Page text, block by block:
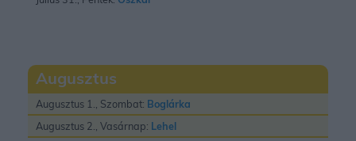
Augusztus
Augusztus 1., Szombat: Boglárka
Augusztus 2., Vasárnap: Lehel